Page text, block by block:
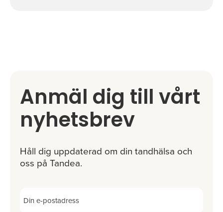
Anmäl dig till vårt
nyhetsbrev
Håll dig uppdaterad om din tandhälsa och
oss på Tandea.